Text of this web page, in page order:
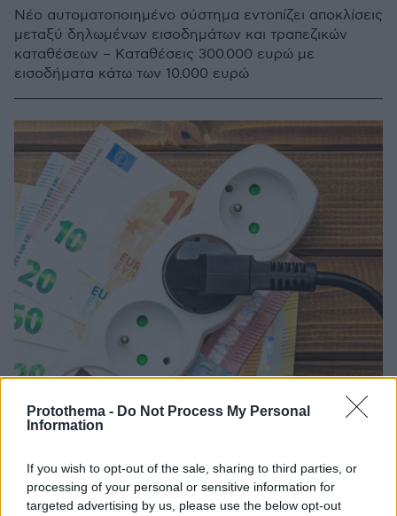
Protothema - Do Not Process My Personal
Information
If you wish to opt-out of the sale, sharing to third parties, or
processing of your personal or sensitive information for
targeted advertising by us, please use the below opt-out
Νέο αυτοματοποιημένο σύστημα εντοπίζει αποκλίσεις
μεταξύ δηλωμένων εισοδημάτων και τραπεζικών
καταθέσεων – Καταθέσεις 300.000 ευρώ με
εισοδήματα κάτω των 10.000 ευρώ
12.12.2024, 10:06 1